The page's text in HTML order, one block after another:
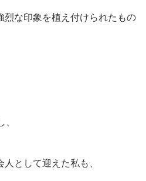
烈な印象を植え付けられたもの
として迎えた私も、